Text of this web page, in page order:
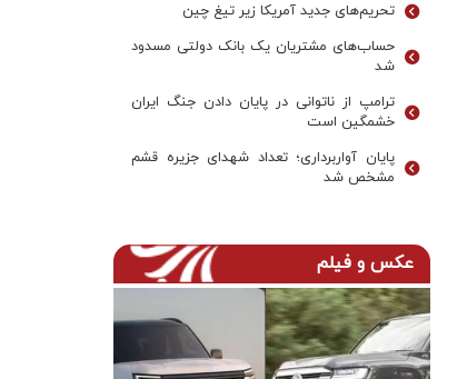
تحریم‌های جدید آمریکا زیر تیغ چین
حساب‌های مشتریان یک بانک‌ دولتی مسدود
شد
ترامپ از ناتوانی در پایان دادن جنگ ایران
خشمگین است
پایان آواربرداری؛ تعداد شهدای جزیره قشم
مشخص شد
عکس و فیلم